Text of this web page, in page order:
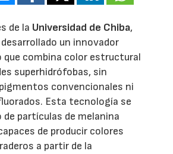
de la Universidad de Chiba,
desarrollado un innovador
que combina color estructural
superhidrófobas, sin
convencionales ni
Esta tecnología se
de partículas de melanina
de producir colores
a partir de la